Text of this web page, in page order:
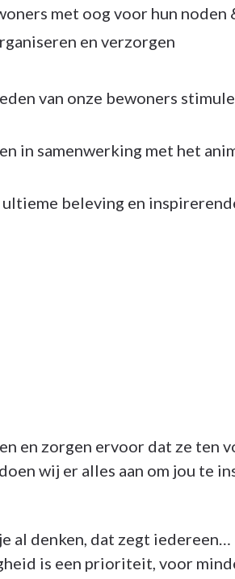
met oog voor hun noden
en verzorgen
van onze bewoners
in samenwerking met het
ultieme beleving en
en zorgen ervoor dat ze ten
wij er alles aan om jou te
al denken, dat zegt
is een prioriteit, voor